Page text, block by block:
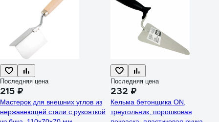
Последняя цена
215 ₽
Мастерок для внешних углов из
нержавеющей стали с рукояткой
Последняя цена
232 ₽
Кельма бетонщика ON,
треугольник, порошковая